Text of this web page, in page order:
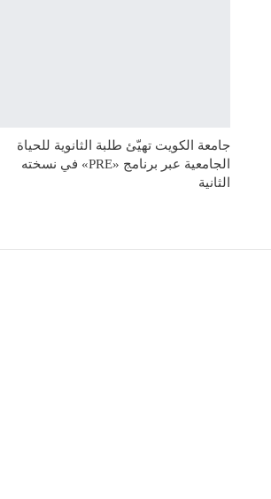
جامعة الكويت تهيّئ طلبة الثانوية للحياة
الجامعية عبر برنامج «PRE» في نسخته
الثانية